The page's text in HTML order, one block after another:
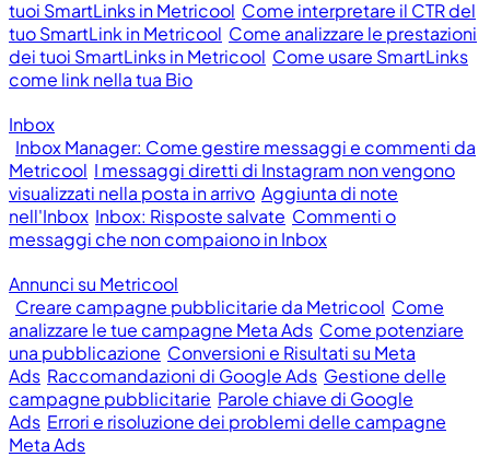
tuoi SmartLinks in Metricool Come interpretare il CTR del
tuo SmartLink in Metricool Come analizzare le prestazioni
dei tuoi SmartLinks in Metricool Come usare SmartLinks
come link nella tua Bio
Inbox
Inbox Manager: Come gestire messaggi e commenti da
Metricool I messaggi diretti di Instagram non vengono
visualizzati nella posta in arrivo Aggiunta di note
nell'Inbox Inbox: Risposte salvate Commenti o
messaggi che non compaiono in Inbox
Annunci su Metricool
Creare campagne pubblicitarie da Metricool Come
analizzare le tue campagne Meta Ads Come potenziare
una pubblicazione Conversioni e Risultati su Meta
Ads Raccomandazioni di Google Ads Gestione delle
campagne pubblicitarie Parole chiave di Google
Ads Errori e risoluzione dei problemi delle campagne
Meta Ads